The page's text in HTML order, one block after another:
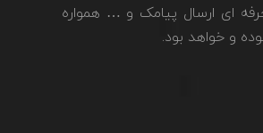
ای ارسال پیامک و … همواره
و خواهد بود.